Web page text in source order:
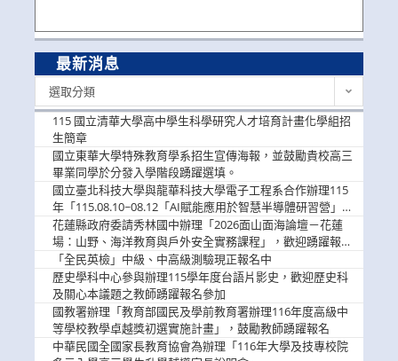
最新消息
選取分類
115 國立清華大學高中學生科學研究人才培育計畫化學組招
生簡章
國立東華大學特殊教育學系招生宣傳海報，並鼓勵貴校高三
畢業同學於分發入學階段踴躍選填。
國立臺北科技大學與龍華科技大學電子工程系合作辦理115
年「115.08.10~08.12「AI賦能應用於智慧半導體研習營」，
歡迎學生踴躍報名參加
花蓮縣政府委請秀林國中辦理「2026面山面海論壇－花蓮
場：山野、海洋教育與戶外安全實務課程」，歡迎踴躍報名
參加
「全民英檢」中級、中高級測驗現正報名中
歷史學科中心參與辦理115學年度台語片影史，歡迎歷史科
及關心本議題之教師踴躍報名參加
國教署辦理「教育部國民及學前教育署辦理116年度高級中
等學校教學卓越獎初選實施計畫」，鼓勵教師踴躍報名
中華民國全國家長教育協會為辦理「116年大學及技專校院